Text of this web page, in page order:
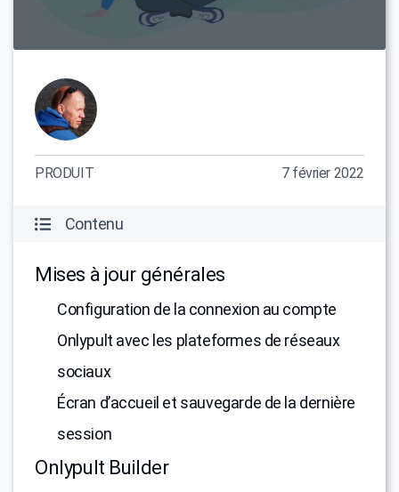
PRODUIT 7 février 2022
Contenu
Mises à jour générales
Configuration de la connexion au compte
Onlypult avec les plateformes de réseaux
sociaux
Écran d’accueil et sauvegarde de la dernière
session
Onlypult Builder